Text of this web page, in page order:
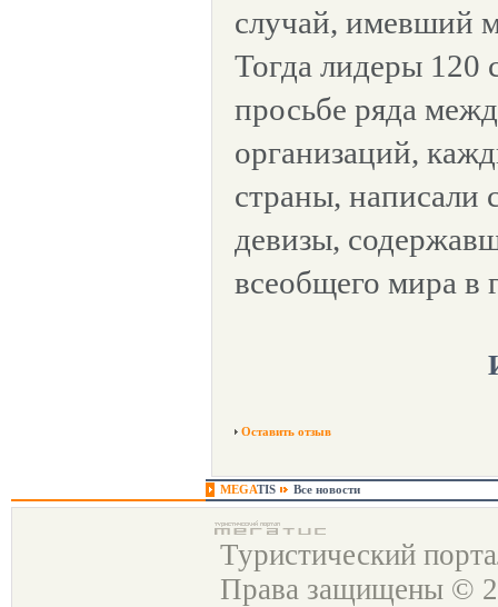
случай, имевший
Тогда лидеры 120
просьбе ряда
организаций,
страны, написали
девизы,
всеобщего мира
Оставить отзыв
MEGATIS Все новости
Туристический
Права защищены ©